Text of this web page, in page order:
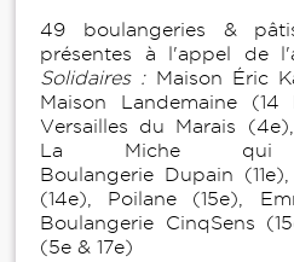
49 boulangeries &
présentes à l'appel de
Solidaires: Maison Éric
Maison Landemaine
Versailles du Marais
La Miche qui
Boulangerie Dupain
(14e), Poilane (15e),
Boulangerie CinqSens
(5e & 17e)